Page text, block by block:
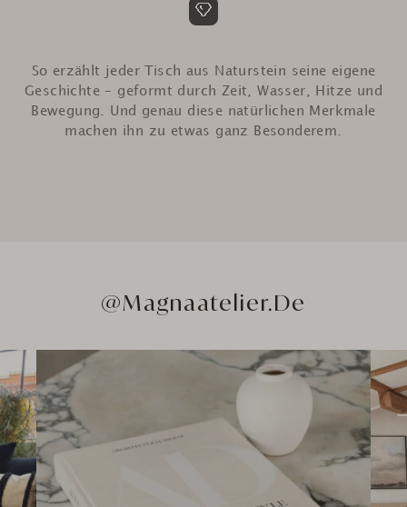
So erzählt jeder Tisch aus Naturstein seine eigene
Geschichte – geformt durch Zeit, Wasser, Hitze und
Bewegung. Und genau diese natürlichen Merkmale
machen ihn zu etwas ganz Besonderem.
@Magnaatelier.de